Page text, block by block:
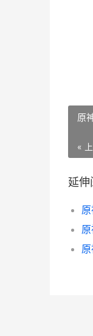
原
«
延伸